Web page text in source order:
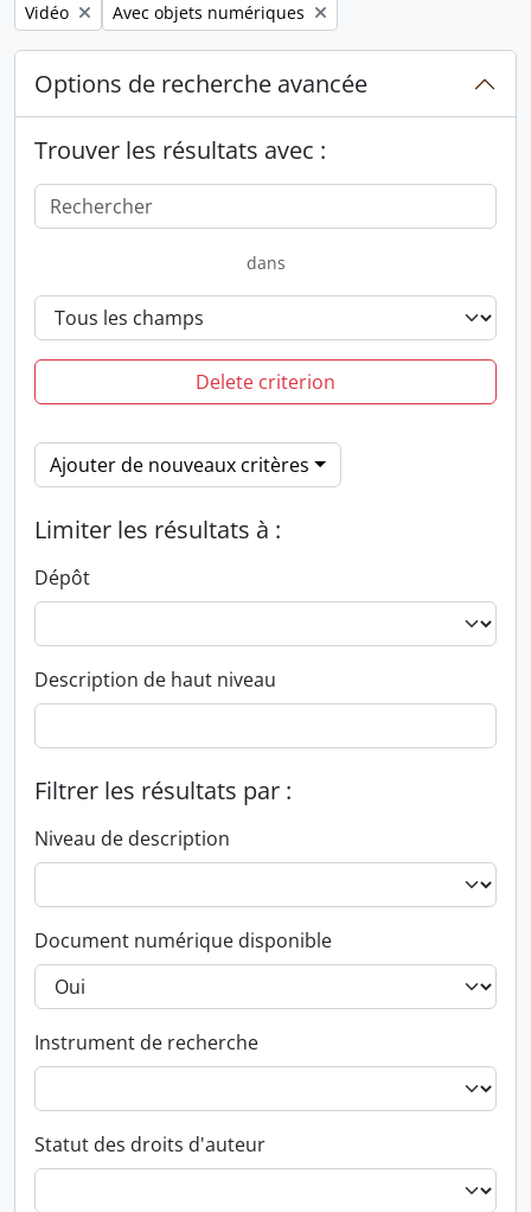
Remove filter:
Vidéo Remove filter:
Avec objets numériques
Options de recherche avancée
Trouver les résultats avec :
dans
Delete criterion
Ajouter de nouveaux critères
Limiter les résultats à :
Dépôt
Description de haut niveau
Filtrer les résultats par :
Niveau de description
Document numérique disponible
Instrument de recherche
Statut des droits d'auteur